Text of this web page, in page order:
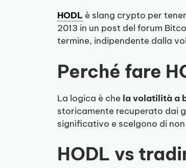
HODL è slang crypto per
2013 in un post del forum
termine, indipendente dalla
Perché fare
La logica è che la volatilità a
storicamente recuperato dai
significativo e scelgono di
HODL vs